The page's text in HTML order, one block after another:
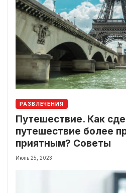
РАЗВЛЕЧЕНИЯ
Путешествие. Как
путешествие более
приятным? Советы
Июнь 25, 2023